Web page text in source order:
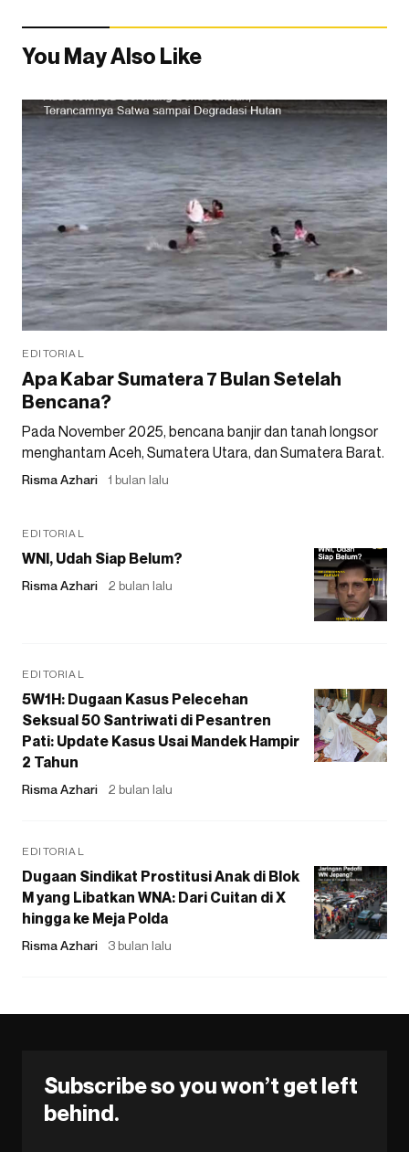
You May Also Like
EDITORIAL
Apa Kabar Sumatera 7 Bulan Setelah
Bencana?
Pada November 2025, bencana banjir dan tanah longsor
menghantam Aceh, Sumatera Utara, dan Sumatera Barat.
Risma Azhari 1 bulan lalu
EDITORIAL
WNI, Udah Siap Belum?
Risma Azhari 2 bulan lalu
EDITORIAL
5W1H: Dugaan Kasus Pelecehan
Seksual 50 Santriwati di Pesantren
Pati: Update Kasus Usai Mandek Hampir
2 Tahun
Risma Azhari 2 bulan lalu
EDITORIAL
Dugaan Sindikat Prostitusi Anak di Blok
M yang Libatkan WNA: Dari Cuitan di X
hingga ke Meja Polda
Risma Azhari 3 bulan lalu
Subscribe so you won’t get left
behind.